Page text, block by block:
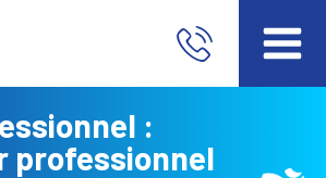
:
professionnel